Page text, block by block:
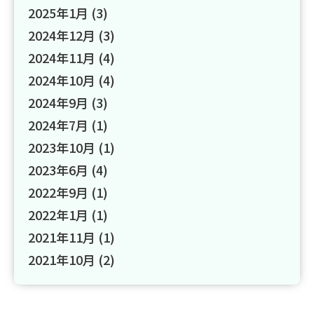
2025年1月 (3)
2024年12月 (3)
2024年11月 (4)
2024年10月 (4)
2024年9月 (3)
2024年7月 (1)
2023年10月 (1)
2023年6月 (4)
2022年9月 (1)
2022年1月 (1)
2021年11月 (1)
2021年10月 (2)